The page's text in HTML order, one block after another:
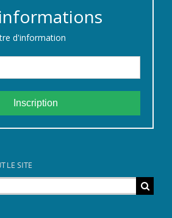
d'information
Inscription
LE SITE